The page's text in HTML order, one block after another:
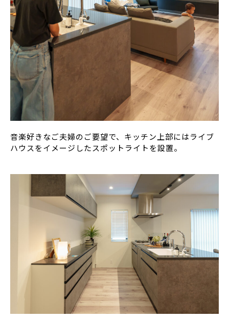
音楽好きなご夫婦のご要望で、キッチン上部にはライブ
ハウスをイメージしたスポットライトを設置。